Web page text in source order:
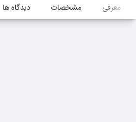
معرفی مشخصات دیدگاه ها